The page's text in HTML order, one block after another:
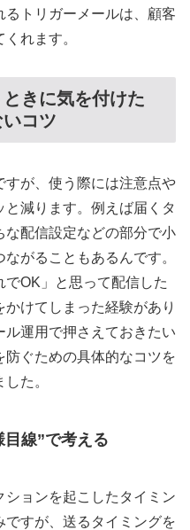
るトリガーメールは、顧客
れます。
ときに気を付けた
コツ
すが、使う際には注意点や
減ります。例えば届くタ
な配信設定などの部分で小
がることもあるんです。
OK」と思って配信した
けてしまった経験があり
ル運用で押さえておきたい
ぐための具体的なコツを
た。
線”で考える
ションを起こしたタイミン
すが、送るタイミングを